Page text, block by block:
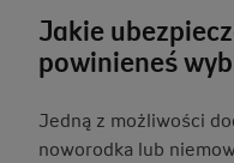
Jakie
powinieneś
Jedną z możliwości
noworodka lub